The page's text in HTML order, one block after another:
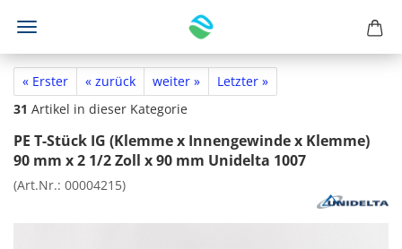
« Erster « zurück weiter »
Letzter »
31 Artikel in dieser Kategorie
PE T-Stück IG (Klemme x Innengewinde x Klemme)
90 mm x 2 1/2 Zoll x 90 mm Unidelta 1007
(Art.Nr.: 00004215)